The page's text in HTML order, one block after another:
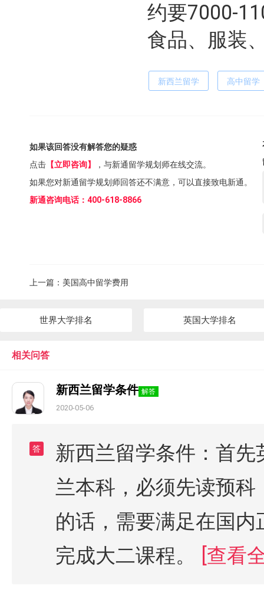
约要7000-
食品、服装
新西兰留学 高中留学
如果该回答没有解答您的疑惑
点击 【立即咨询】
，与新通留学规划师在线交流。
如果您对新通留学规划师回答还不满意，可以直接致电新通。
新通咨询电话：400-618-8866
上一篇： 美国高中留学费用
世界大学排名 英国大学排名
相关问答
新西兰留学条件 解答
2020-05-06
答
新西兰留学条件：首
兰本科，必须先读预
的话，需要满足在国
完成大二课程。
[查看